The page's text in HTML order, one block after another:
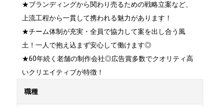
★ブランディングから関わり売るための戦略立案など、
上流工程から一貫して携われる魅力があります！
★チーム体制が充実・全員で協力して案を出し合う風
土！一人で抱え込まず安心して働けます◎
★60年続く老舗の制作会社◎広告賞多数でクオリティ高
いクリエイティブが特徴！
職種